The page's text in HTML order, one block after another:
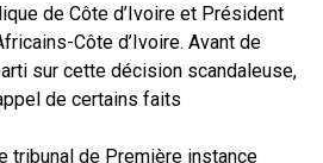
de Côte d’Ivoire et Président
Côte d’Ivoire. Avant de
sur cette décision scandaleuse,
de certains faits
tribunal de Première instance